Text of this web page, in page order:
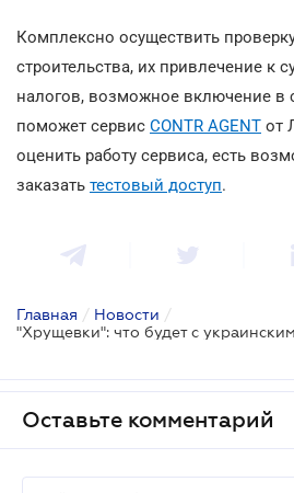
Комплексно осуществить
строительства, их привлечение к
налогов, возможное включение в
поможет сервис CONTR AGENT от
оценить работу сервиса, есть
заказать тестовый доступ.
Главная / Новости /
Оставьте комментарий